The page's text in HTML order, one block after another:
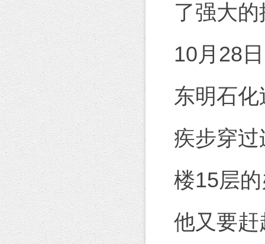
了强大
10月28
东明石
疾步穿
楼15层
他又要